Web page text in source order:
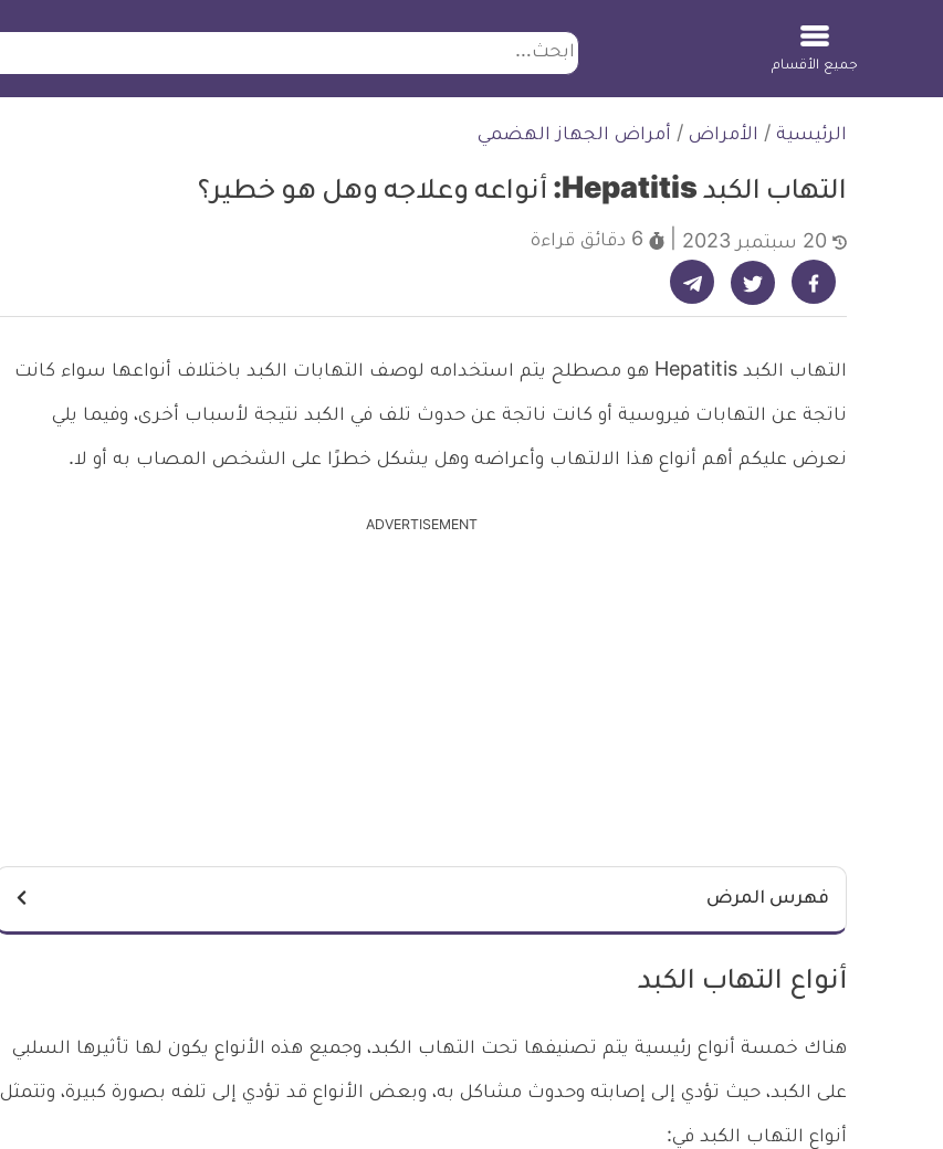
ابحث
جميع الأقسام
الرئيسية / الأمراض / أمراض الجهاز الهضمي
التهاب الكبد Hepatitis: أنواعه وعلاجه وهل هو خطير؟
6 دقائق قراءة
شارك على فيسبوك - ديلي ميديكال انفو شارك على تويتر - ديلي ميديكال انفو شارك على تيليجرام - ديلي ميديكال انفو
التهاب الكبد Hepatitis هو مصطلح يتم استخدامه لوصف التهابات الكبد باختلاف أنواعها سواء كانت
ناتجة عن التهابات فيروسية أو كانت ناتجة عن حدوث تلف في الكبد نتيجة لأسباب أخرى، وفيما يلي
نعرض عليكم أهم أنواع هذا الالتهاب وأعراضه وهل يشكل خطرًا على الشخص المصاب به أو لا.
ADVERTISEMENT
فهرس المرض
أنواع التهاب الكبد
هناك خمسة أنواع رئيسية يتم تصنيفها تحت التهاب الكبد، وجميع هذه الأنواع يكون لها تأثيرها السلبي
على الكبد، حيث تؤدي إلى إصابته وحدوث مشاكل به، وبعض الأنواع قد تؤدي إلى تلفه بصورة كبيرة، وتتمثل
أنواع التهاب الكبد في: